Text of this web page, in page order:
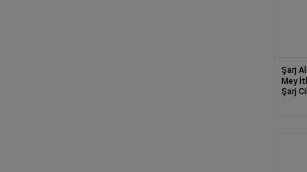
Şarj
Mey İthalat®
Şarj